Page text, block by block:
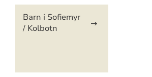
Artikkelsnarveger
Barn i Sofiemyr
/ Kolbotn